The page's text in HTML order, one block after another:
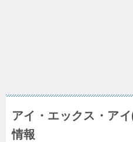
アイ・エックス・ア
情報